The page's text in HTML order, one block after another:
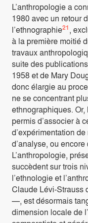
L’anthropologie a
1980 avec un retour
l’ethnographie21,
à la première moitié
travaux
suite des
1958 et de Mary
donc élargie au
ne se concentrant
ethnographiques.
permis d’associer à
d’expérimentation
d’analyse, ou
L’anthropologie,
succèdent sur trois
l’ethnologie et
Claude Lévi-Strauss
—, est désormais
dimension locale de